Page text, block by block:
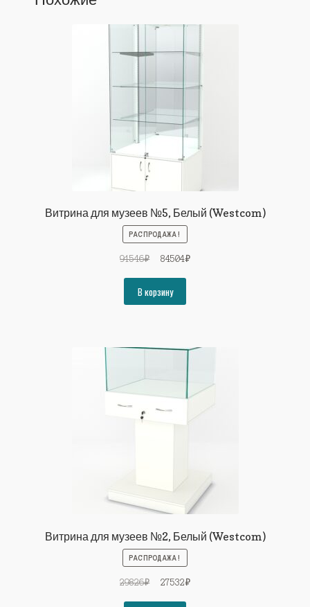
Витрина для музеев №5, Белый (Westcom)
РАСПРОДАЖА!
91546₽
Первоначальная
составляла
91546₽.
84504₽Текущая
В корзину
Витрина для музеев №2, Белый (Westcom)
РАСПРОДАЖА!
29826₽
Первоначальная
27532₽Текущая